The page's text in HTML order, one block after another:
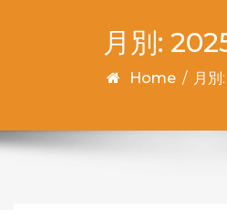
月別:
Home / 月別